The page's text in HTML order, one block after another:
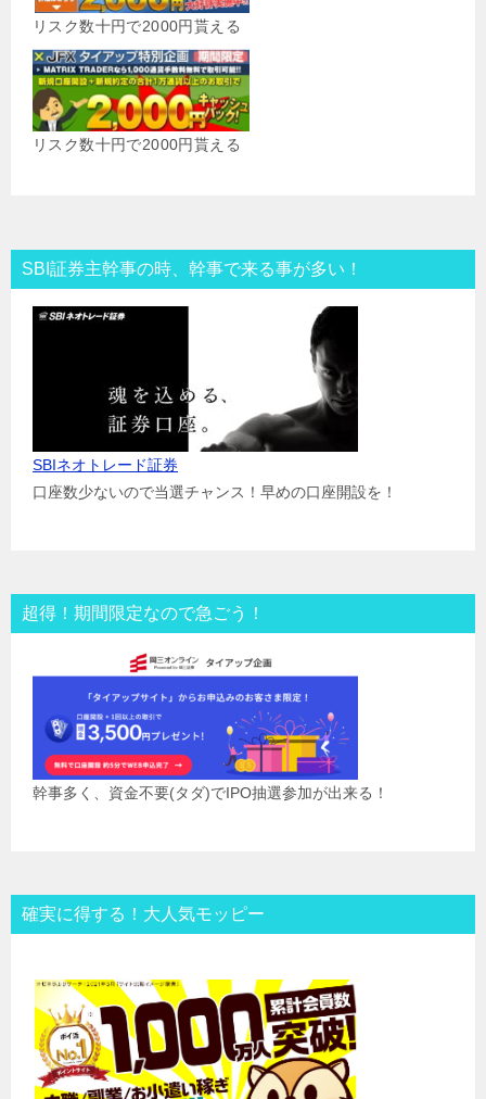
リスク数十円で2000円貰える
リスク数十円で2000円貰える
SBI証券主幹事の時、幹事で来る事が多い！
SBIネオトレード証券
口座数少ないので当選チャンス！早めの口座開設を！
超得！期間限定なので急ごう！
幹事多く、資金不要(タダ)でIPO抽選参加が出来る！
確実に得する！大人気モッピー